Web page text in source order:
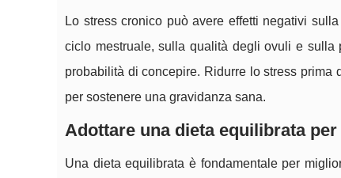
Lo stress cronico può avere effetti negativi
ciclo mestruale, sulla qualità degli ovuli e
probabilità di concepire. Ridurre lo stress
per sostenere una gravidanza sana.
Adottare una dieta equilibrata
Una dieta equilibrata è fondamentale per